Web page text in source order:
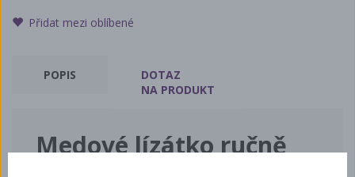
Přidat mezi oblíbené
POPIS
DOTAZ
NA PRODUKT
Medové lízátko ručně